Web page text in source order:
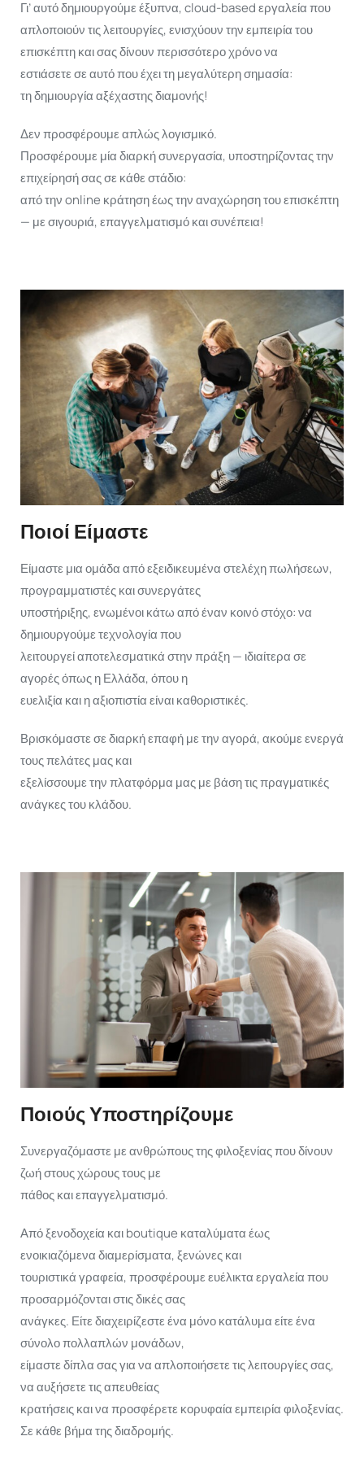
Ελληνικά
Γι’ αυτό δημιουργούμε έξυπνα, cloud-based εργαλεία που
απλοποιούν τις λειτουργίες, ενισχύουν την εμπειρία του
επισκέπτη και σας δίνουν περισσότερο χρόνο να
εστιάσετε σε αυτό που έχει τη μεγαλύτερη σημασία:
τη δημιουργία αξέχαστης διαμονής!
Δεν προσφέρουμε απλώς λογισμικό.
Προσφέρουμε μία διαρκή συνεργασία, υποστηρίζοντας την
επιχείρησή σας σε κάθε στάδιο:
από την online κράτηση έως την αναχώρηση του επισκέπτη
— με σιγουριά, επαγγελματισμό και συνέπεια!
Ποιοί Είμαστε
Είμαστε μια ομάδα από εξειδικευμένα στελέχη πωλήσεων,
προγραμματιστές και συνεργάτες
υποστήριξης, ενωμένοι κάτω από έναν κοινό στόχο: να
δημιουργούμε τεχνολογία που
λειτουργεί αποτελεσματικά στην πράξη — ιδιαίτερα σε
αγορές όπως η Ελλάδα, όπου η
ευελιξία και η αξιοπιστία είναι καθοριστικές.
Βρισκόμαστε σε διαρκή επαφή με την αγορά, ακούμε ενεργά
τους πελάτες μας και
εξελίσσουμε την πλατφόρμα μας με βάση τις πραγματικές
ανάγκες του κλάδου.
Ποιούς Υποστηρίζουμε
Συνεργαζόμαστε με ανθρώπους της φιλοξενίας που δίνουν
ζωή στους χώρους τους με
πάθος και επαγγελματισμό.
Από ξενοδοχεία και boutique καταλύματα έως
ενοικιαζόμενα διαμερίσματα, ξενώνες και
τουριστικά γραφεία, προσφέρουμε ευέλικτα εργαλεία που
προσαρμόζονται στις δικές σας
ανάγκες. Είτε διαχειρίζεστε ένα μόνο κατάλυμα είτε ένα
σύνολο πολλαπλών μονάδων,
είμαστε δίπλα σας για να απλοποιήσετε τις λειτουργίες σας,
να αυξήσετε τις απευθείας
κρατήσεις και να προσφέρετε κορυφαία εμπειρία φιλοξενίας.
Σε κάθε βήμα της διαδρομής.